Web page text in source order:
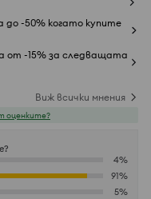
до -50% когато купите
от -15% за следващата
Виж всички мнения
оценките?
4%
91%
5%